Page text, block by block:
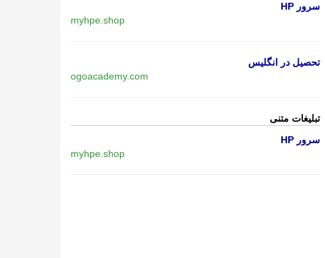
سرور HP
myhpe.shop
تحصیل در انگلیس
ogoacademy.com
تبلیغات متنی
سرور HP
myhpe.shop